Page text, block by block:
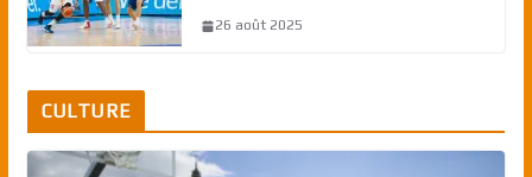
26 août 2025
CULTURE